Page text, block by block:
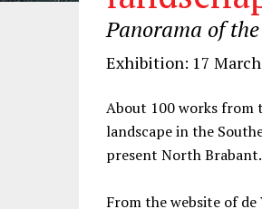
Panorama of
Exhibition: 17 March
About 100 works from
landscape in the
present North
From the website of